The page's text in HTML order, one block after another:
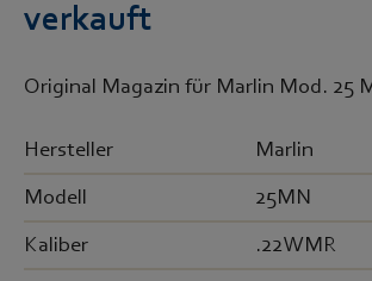
verkauft
Original Magazin für Marlin Mod. 25
Hersteller Marlin
Modell 25MN
Kaliber .22WMR